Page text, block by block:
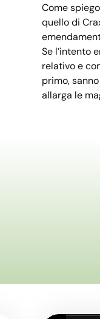
Come
quello di
Se l’intento
relativo e
primo,
allarga le